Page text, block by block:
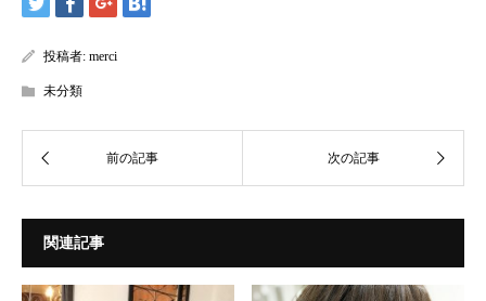
投稿者: merci
未分類
関連記事